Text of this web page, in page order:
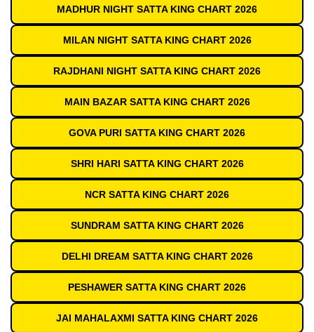
MADHUR NIGHT SATTA KING CHART 2026
MILAN NIGHT SATTA KING CHART 2026
RAJDHANI NIGHT SATTA KING CHART 2026
MAIN BAZAR SATTA KING CHART 2026
GOVA PURI SATTA KING CHART 2026
SHRI HARI SATTA KING CHART 2026
NCR SATTA KING CHART 2026
SUNDRAM SATTA KING CHART 2026
DELHI DREAM SATTA KING CHART 2026
PESHAWER SATTA KING CHART 2026
JAI MAHALAXMI SATTA KING CHART 2026